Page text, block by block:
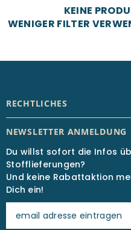
KEINE
WENIGER FILTER
RECHTLICHES
NEWSLETTER ANMELDUNG
Du willst sofort die Infos
Stofflieferungen?
Und keine Rabattaktion
Dich ein!